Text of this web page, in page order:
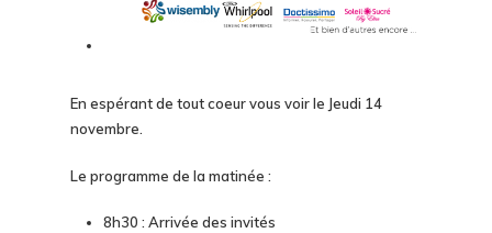
En espérant de tout coeur vous voir le Jeudi 14
novembre.
Le programme de la matinée :
8h30 : Arrivée des invités